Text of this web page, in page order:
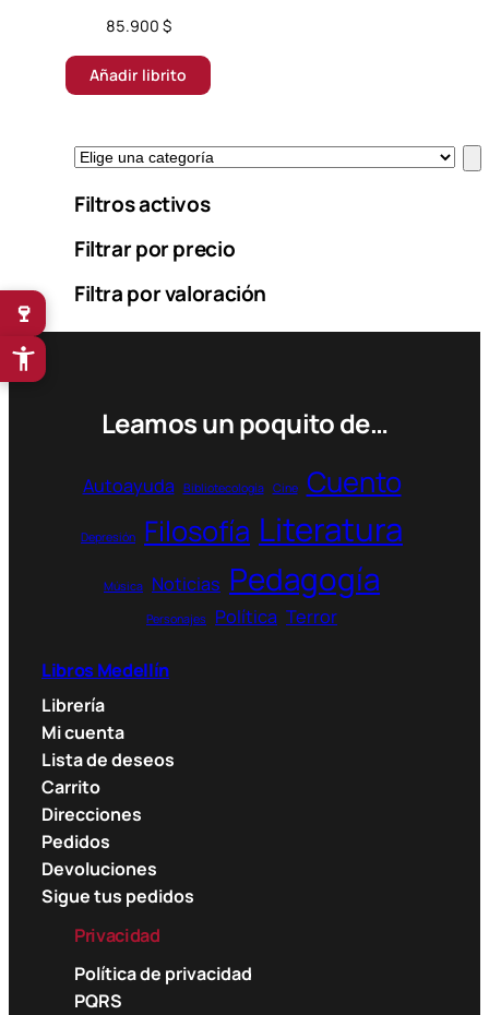
85.900 $
Añadir librito
E
i
e
n
a
Filtros activos
Filtrar por precio
Filtra por valoración
Leamos un poquito de…
Autoayuda Bibliotecología Cine Cuento
Depresión Filosofía Literatura
Música Noticias Pedagogía
Personajes Política Terror
Libros Medellín
Librería
Mi cuenta
Lista de deseos
Carrito
Direcciones
Pedidos
Devoluciones
Sigue tus pedidos
Privacidad
Política de privacidad
PQRS
🍷